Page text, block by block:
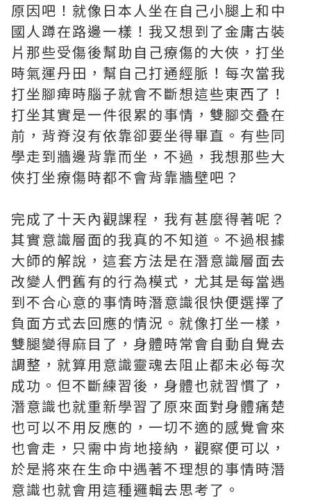
原因吧！就像日本人坐在自己小腿上和中
國人蹲在路邊一樣！我又想到了金庸古裝
片那些受傷後幫助自己療傷的大俠，打坐
時氣運丹田，幫自己打通經脈！每次當我
打坐腳痺時腦子就會不斷想這些東西了！
打坐其實是一件很累的事情，雙腳交叠在
前，背脊沒有依靠卻要坐得畢直。有些同
學走到牆邊背靠而坐，不過，我想那些大
俠打坐療傷時都不會背靠牆壁吧？
完成了十天內觀課程，我有甚麼得著呢？
其實意識層面的我真的不知道。不過根據
大師的解說，這套方法是在潛意識層面去
改變人們舊有的行為模式，尤其是每當遇
到不合心意的事情時潛意識很快便選擇了
負面方式去回應的情況。就像打坐一樣，
雙腿變得麻目了，身體時常會自動自覺去
調整，就算用意識靈魂去阻止都未必每次
成功。但不斷練習後，身體也就習慣了，
潛意識也就重新學習了原來面對身體痛楚
也可以不用反應的，一切不適的感覺會來
也會走，只需中肯地接納，觀察便可以，
於是將來在生命中遇著不理想的事情時潛
意識也就會用這種邏輯去思考了。